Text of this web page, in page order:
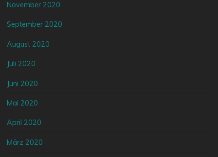
November 2020
September 2020
August 2020
Juli 2020
Juni 2020
Mai 2020
April 2020
März 2020